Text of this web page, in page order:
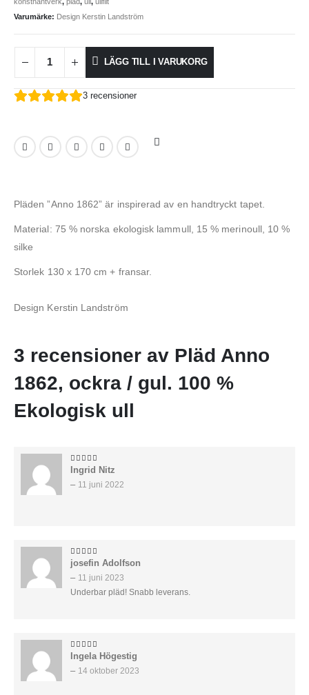
Varumärke: Design Kerstin Landström
LÄGG TILL I VARUKORG
3 recensioner
Pläden ”Anno 1862” är inspirerad av en handtryckt tapet.
Material: 75 % norska ekologisk lammull, 15 % merinoull, 10 %
silke
Storlek 130 x 170 cm + fransar.
Design Kerstin Landström
3 recensioner av Pläd Anno
1862, ockra / gul. 100 %
Ekologisk ull
5av 5
Ingrid Nitz
– 11 juni 2022
5av 5
josefin Adolfson
– 11 juni 2023
Underbar pläd! Snabb leverans.
5av 5
Ingela Högestig
– 14 oktober 2023